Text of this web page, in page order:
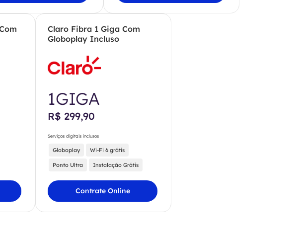
Claro Fibra 1 Giga Com
Globoplay Incluso
1GIGA
R$ 299,90
Serviços digitais inclusos
Globoplay Wi-Fi 6 grátis
Ponto Ultra Instalação Grátis
Contrate Online